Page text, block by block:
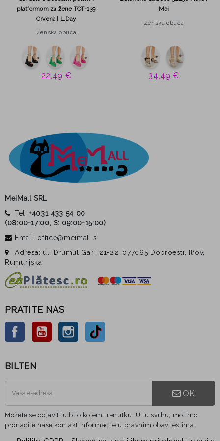
platformom za žene TOT-139
Crvena | L.Day
Zenska obuća
22,49 €
Mei
Zenska obuća
34,49 €
MeiMall SRL
Tel:+4031 433 54 00
(08:00-17:00, S: 09:00-15:00)
Email: office@meimall.si
Adresa: ul. Drumul Garii 21-22, 077085 Dobroesti, Ilfov,
Rumunjska
PRATITE NAS
FacebookYouTube Instagram
BILTEN
OK
Možete se odjaviti u bilo kojem trenutku. U tu svrhu, molimo
pronađite naše kontakt informacije u pravnim obavijestima.